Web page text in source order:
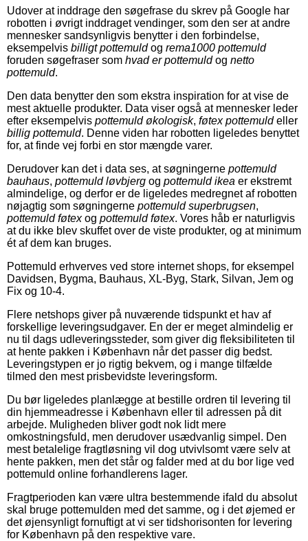
Udover at inddrage den søgefrase du skrev på Google har
robotten i øvrigt inddraget vendinger, som den ser at andre
mennesker sandsynligvis benytter i den forbindelse,
eksempelvis billigt pottemuldog rema1000 pottemuld
foruden søgefraser som hvad er pottemuldog netto
pottemuld.
Den data benytter den som ekstra inspiration for at vise de
mest aktuelle produkter. Data viser også at mennesker leder
efter eksempelvis pottemuld økologisk, føtex pottemuldeller
billig pottemuld. Denne viden har robotten ligeledes benyttet
for, at finde vej forbi en stor mængde varer.
Derudover kan det i data ses, at søgningerne pottemuld
bauhaus, pottemuld løvbjerg og pottemuld ikea er ekstremt
almindelige, og derfor er de ligeledes medregnet af robotten
nøjagtig som søgningerne pottemuld superbrugsen,
pottemuld føtexog pottemuld føtex. Vores håb er naturligvis
at du ikke blev skuffet over de viste produkter, og at minimum
ét af dem kan bruges.
Pottemuld erhverves ved store internet shops, for eksempel
Davidsen, Bygma, Bauhaus, XL-Byg, Stark, Silvan, Jem og
Fix og 10-4.
Flere netshops giver på nuværende tidspunkt et hav af
forskellige leveringsudgaver. En der er meget almindelig er
nu til dags udleveringssteder, som giver dig fleksibiliteten til
at hente pakken i København når det passer dig bedst.
Leveringstypen er jo rigtig bekvem, og i mange tilfælde
tilmed den mest prisbevidste leveringsform.
Du bør ligeledes planlægge at bestille ordren til levering til
din hjemmeadresse i København eller til adressen på dit
arbejde. Muligheden bliver godt nok lidt mere
omkostningsfuld, men derudover usædvanlig simpel. Den
mest betalelige fragtløsning vil dog utvivlsomt være selv at
hente pakken, men det står og falder med at du bor lige ved
pottemuld online forhandlerens lager.
Fragtperioden kan være ultra bestemmende ifald du absolut
skal bruge pottemulden med det samme, og i det øjemed er
det øjensynligt fornuftigt at vi ser tidshorisonten for levering
for København på den respektive vare.